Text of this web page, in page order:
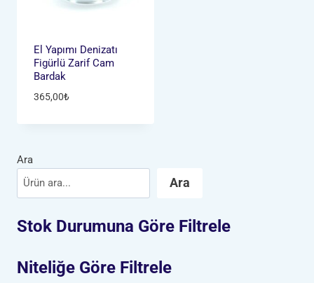
El Yapımı Denizatı
Figürlü Zarif Cam
Bardak
365,00₺
Ara
Ara
Stok Durumuna Göre Filtrele
Niteliğe Göre Filtrele